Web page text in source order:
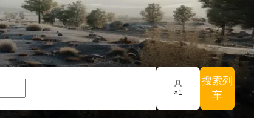
×1
搜索列
车